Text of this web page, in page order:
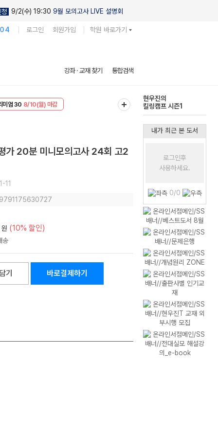
청 9/2(수) 19:30 9월 모의고사 LIVE 설명회
로그인 회원가입 학원 바로가기
강좌 · 교재 찾기 통합검색
미엄 30 8/10(월) 마감
다채로운 난도
실전 모의고사
가 20분 미니모의고사 24회 고2
11
9791175630727
원 (10% 할인)
기 바로결제하기
내가 최근 본 도서
로그인후
사용하세요.
0/0